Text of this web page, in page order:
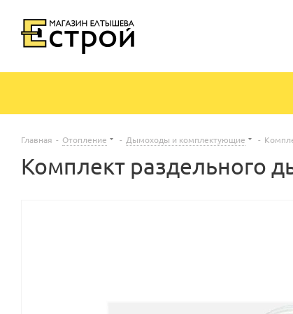
Главная - Отопление - Дымоходы и комплектующие -
Комплект раздельного